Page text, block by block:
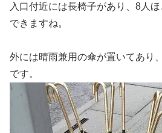
入口付近には長椅子があり、8人
できますね。
外には晴雨兼用の傘が置いてあり
です。